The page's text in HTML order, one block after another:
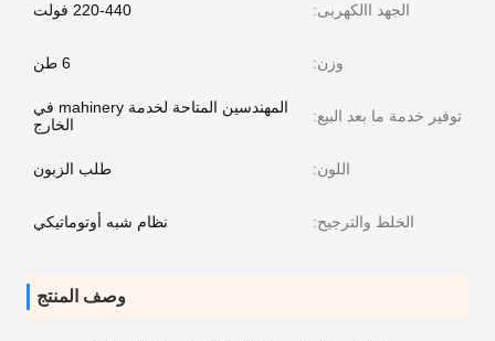
الجهد االكهربى: 220-440 فولت
وزن: 6 طن
توفير خدمة ما بعد البيع:
المهندسين المتاحة لخدمة mahinery في
الخارج
اللون: طلب الزبون
الخلط والترجيح: نظام شبه أوتوماتيكي
وصف المنتج